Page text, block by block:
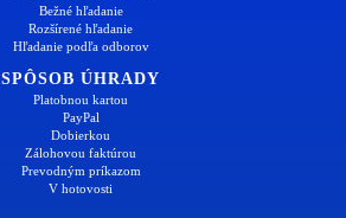
Bežné hľadanie
Rozšírené hľadanie
Hľadanie podľa odborov
SPÔSOB ÚHRADY
Platobnou kartou
PayPal
Dobierkou
Zálohovou faktúrou
Prevodným príkazom
V hotovosti